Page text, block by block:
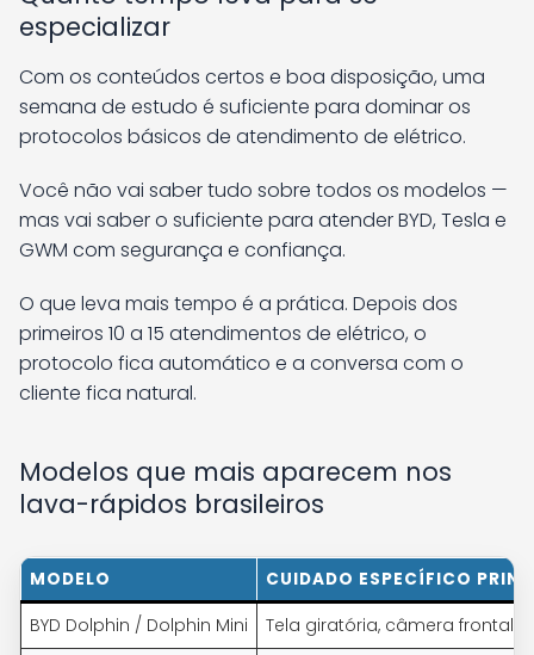
especializar
Com os conteúdos certos e boa disposição, uma
semana de estudo é suficiente para dominar os
protocolos básicos de atendimento de elétrico.
Você não vai saber tudo sobre todos os modelos —
mas vai saber o suficiente para atender BYD, Tesla e
GWM com segurança e confiança.
O que leva mais tempo é a prática. Depois dos
primeiros 10 a 15 atendimentos de elétrico, o
protocolo fica automático e a conversa com o
cliente fica natural.
Modelos que mais aparecem nos
lava-rápidos brasileiros
MODELO CUIDADO ESPECÍFICO
BYD Dolphin / Dolphin Mini
Tela giratória, câmera frontal